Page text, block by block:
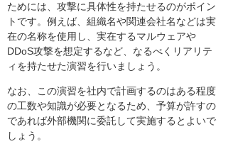
ためには、攻撃に具体性を持たせるのがポイン
トです。例えば、組織名や関連会社名などは実
在の名称を使用し、実在するマルウェアや
DDoS攻撃を想定するなど、なるべくリアリテ
ィを持たせた演習を行いましょう。
なお、この演習を社内で計画するのはある程度
の工数や知識が必要となるため、予算が許すの
であれば外部機関に委託して実施するとよいで
しょう。